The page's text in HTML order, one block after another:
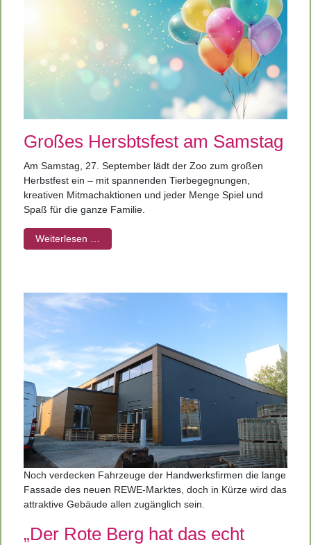
Großes Hersbtsfest am Samstag
Am Samstag, 27. September lädt der Zoo zum großen
Herbstfest ein – mit spannenden Tierbegegnungen,
kreativen Mitmachaktionen und jeder Menge Spiel und
Spaß für die ganze Familie.
Weiterlesen …
Noch verdecken Fahrzeuge der Handwerksfirmen die lange
Fassade des neuen REWE-Marktes, doch in Kürze wird das
attraktive Gebäude allen zugänglich sein.
„Der Rote Berg hat das echt